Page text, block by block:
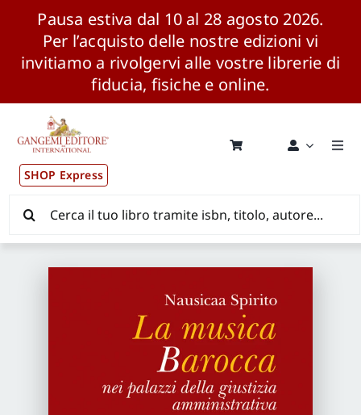
Pausa estiva dal 10 al 28 agosto 2026.
Per l’acquisto delle nostre edizioni vi
invitiamo a rivolgervi alle vostre librerie di
fiducia, fisiche e online.
contenuto
SHOP Express
Pubblicazioni
News ed Eventi
Distribuzione Wolrdwide
CONSIP / MEPA / ANVUR / CINECA
per: